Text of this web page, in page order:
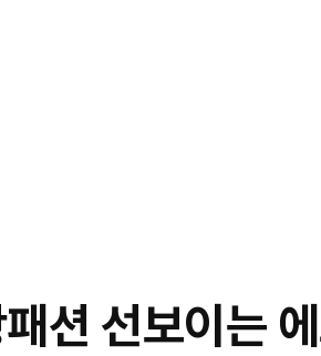
션 선보이는